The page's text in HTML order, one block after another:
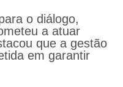
o diálogo,
a atuar
que a gestão
em garantir